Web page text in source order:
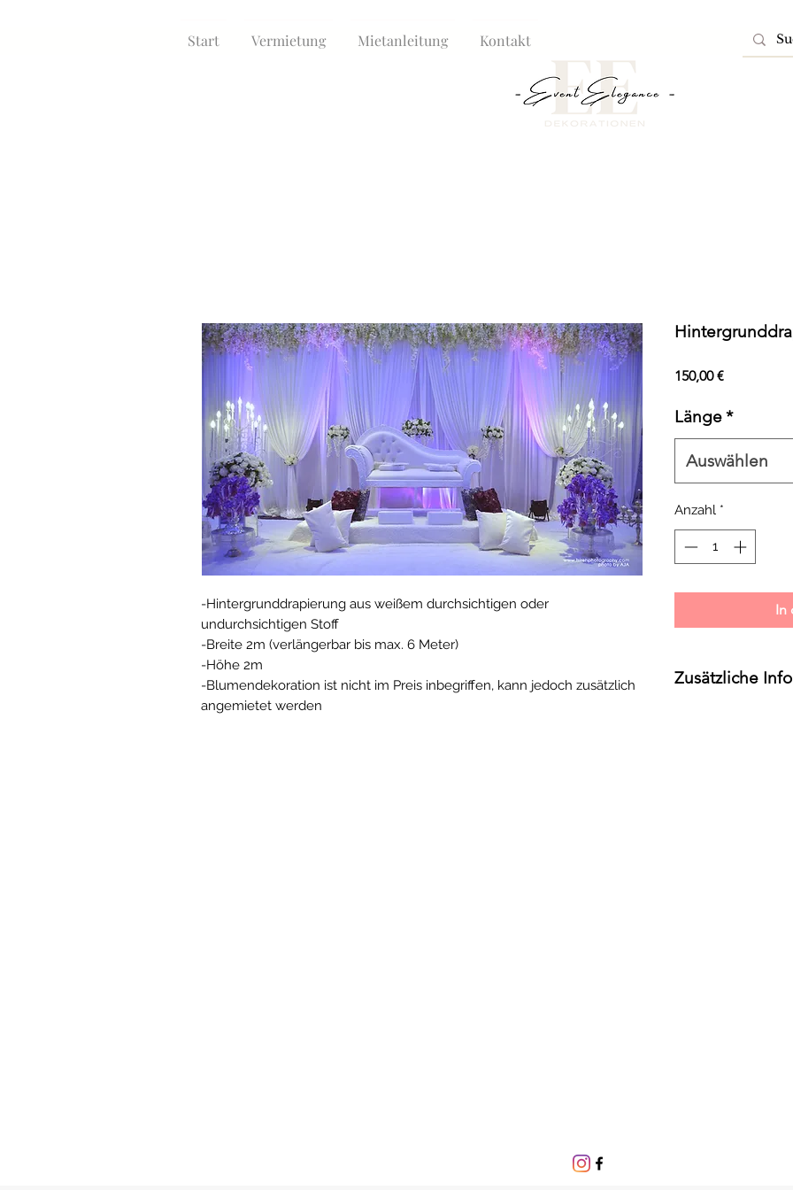
Start Vermietung Mietanleitung Kontakt
-Hintergrunddrapierung aus weißem durchsichtigen oder
undurchsichtigen Stoff
-Breite 2m (verlängerbar bis max. 6 Meter)
-Höhe 2m
-Blumendekoration ist nicht im Preis inbegriffen, kann jedoch zusätzlich
angemietet werden
150,00 €Preis
Länge*
Auswählen
Anzahl *
In
Zusätzliche